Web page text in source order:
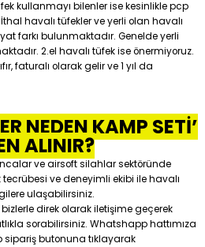
kullanmayı bilenler ise kesinlikle pcp
havalı tüfekler ve yerli olan havalı
farkı bulunmaktadır. Genelde yerli
2.el havalı tüfek ise önermiyoruz.
faturalı olarak gelir ve 1 yıl da
NEDEN KAMP SETİ’
ALINIR?
ve airsoft silahlar sektöründe
ve deneyimli ekibi ile havalı
ulaşabilirsiniz.
direk olarak iletişime geçerek
sorabilirsiniz. Whatshapp hattımıza
butonuna tıklayarak